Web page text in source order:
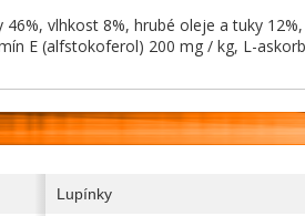
46%, vlhkost 8%, hrubé oleje a tuky
E (alfstokoferol) 200 mg / kg, L-
Lupínky